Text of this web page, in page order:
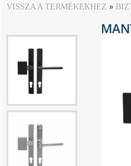
VISSZA A TERMÉKEKHEZ